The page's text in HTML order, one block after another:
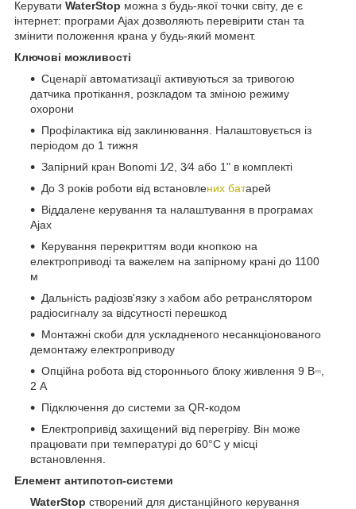
Керувати WaterStop можна з будь-якої точки світу, де є
інтернет: програми Ajax дозволяють перевірити стан та
змінити положення крана у будь-який момент.
Ключові можливості
Сценарії автоматизації активуються за тривогою
датчика протікання, розкладом та зміною режиму
охорони
Профілактика від заклинювання. Налаштовується із
періодом до 1 тижня
Запірний кран Bonomi 1⁄2, 3⁄4 або 1" в комплекті
До 3 років роботи від встановлених батарей
Віддалене керування та налаштування в програмах
Ajax
Керування перекриттям води кнопкою на
електроприводі та важелем на запірному крані до 1100
м
Дальність радіозв'язку з хабом або ретранслятором
радіосигналу за відсутності перешкод
Монтажні скоби для ускладненого несанкціонованого
демонтажу електроприводу
Опційна робота від стороннього блоку живлення 9 В⎓,
2 А
Підключення до системи за QR-кодом
Електропривід захищений від перегріву. Він може
працювати при температурі до 60°C у місці
встановлення.
Елемент антипотоп-системи
WaterStop створений для дистанційного керування